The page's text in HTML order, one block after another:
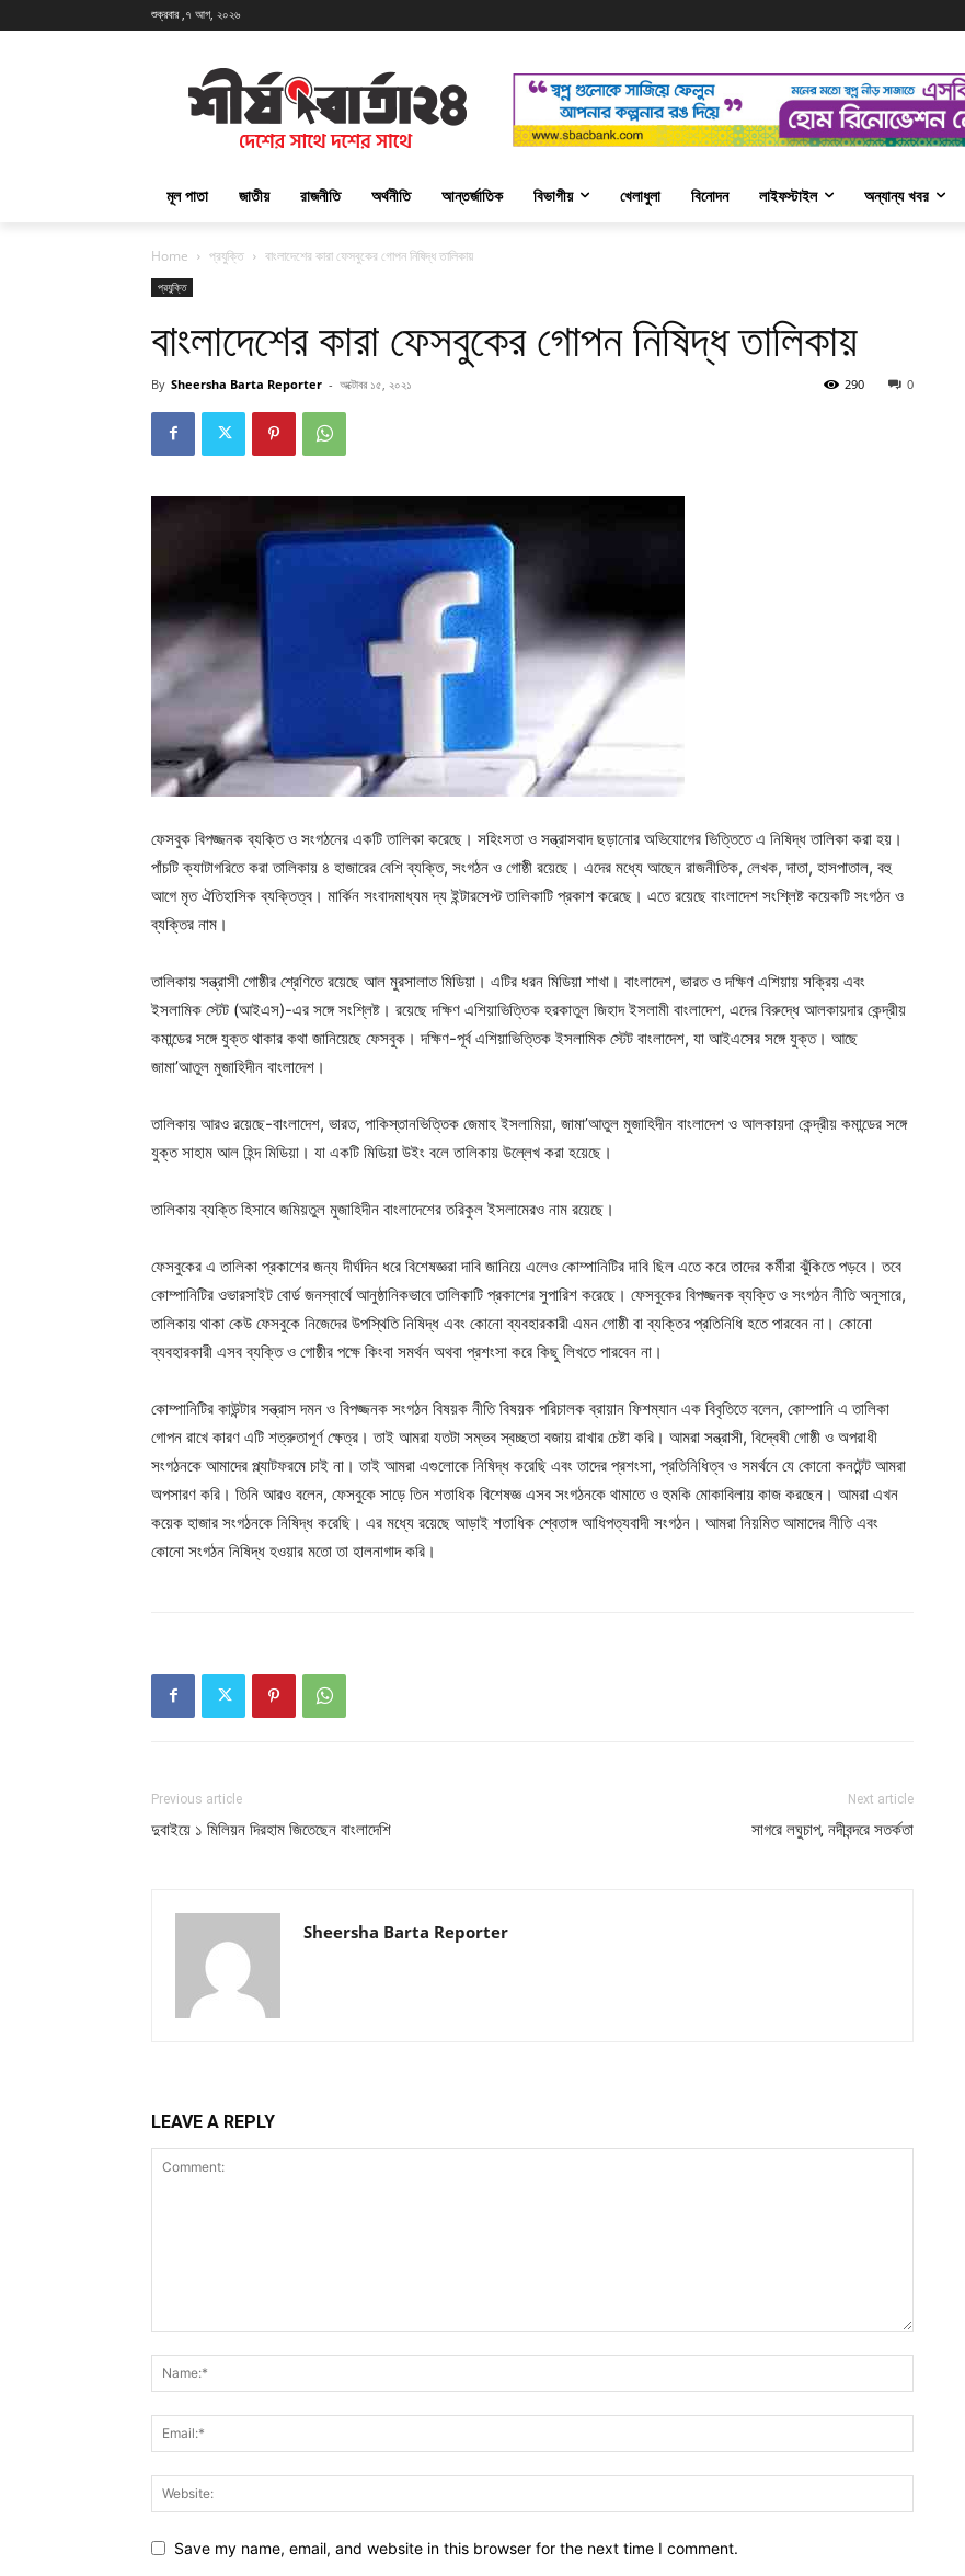
শুক্রবার ,৭ আগ, ২০২৬
মূল পাতা জাতীয় রাজনীতি অর্থনীতি আন্তর্জাতিক বিভাগীয় খেলাধুলা বিনোদন লাইফস্টাইল অন্যান্য খবর
Home প্রযুক্তি বাংলাদেশের কারা ফেসবুকের গোপন নিষিদ্ধ তালিকায়
প্রযুক্তি
বাংলাদেশের কারা ফেসবুকের গোপন নিষিদ্ধ তালিকায়
By Sheersha Barta Reporter - অক্টোবর ১৫, ২০২১ 0
290
ফেসবুক বিপজ্জনক ব্যক্তি ও সংগঠনের একটি তালিকা করেছে। সহিংসতা ও সন্ত্রাসবাদ ছড়ানোর অভিযোগের ভিত্তিতে এ নিষিদ্ধ তালিকা করা হয়।
পাঁচটি ক্যাটাগরিতে করা তালিকায় ৪ হাজারের বেশি ব্যক্তি, সংগঠন ও গোষ্ঠী রয়েছে। এদের মধ্যে আছেন রাজনীতিক, লেখক, দাতা, হাসপাতাল, বহু
আগে মৃত ঐতিহাসিক ব্যক্তিত্ব। মার্কিন সংবাদমাধ্যম দ্য ইন্টারসেপ্ট তালিকাটি প্রকাশ করেছে। এতে রয়েছে বাংলাদেশ সংশ্লিষ্ট কয়েকটি সংগঠন ও
ব্যক্তির নাম।
তালিকায় সন্ত্রাসী গোষ্ঠীর শ্রেণিতে রয়েছে আল মুরসালাত মিডিয়া। এটির ধরন মিডিয়া শাখা। বাংলাদেশ, ভারত ও দক্ষিণ এশিয়ায় সক্রিয় এবং
ইসলামিক স্টেট (আইএস)-এর সঙ্গে সংশ্লিষ্ট। রয়েছে দক্ষিণ এশিয়াভিত্তিক হরকাতুল জিহাদ ইসলামী বাংলাদেশ, এদের বিরুদ্ধে আলকায়দার কেন্দ্রীয়
কমান্ডের সঙ্গে যুক্ত থাকার কথা জানিয়েছে ফেসবুক। দক্ষিণ-পূর্ব এশিয়াভিত্তিক ইসলামিক স্টেট বাংলাদেশ, যা আইএসের সঙ্গে যুক্ত। আছে
জামা’আতুল মুজাহিদীন বাংলাদেশ।
তালিকায় আরও রয়েছে-বাংলাদেশ, ভারত, পাকিস্তানভিত্তিক জেমাহ ইসলামিয়া, জামা’আতুল মুজাহিদীন বাংলাদেশ ও আলকায়দা কেন্দ্রীয় কমান্ডের সঙ্গে
যুক্ত সাহাম আল হিন্দ মিডিয়া। যা একটি মিডিয়া উইং বলে তালিকায় উল্লেখ করা হয়েছে।
তালিকায় ব্যক্তি হিসাবে জমিয়তুল মুজাহিদীন বাংলাদেশের তরিকুল ইসলামেরও নাম রয়েছে।
ফেসবুকের এ তালিকা প্রকাশের জন্য দীর্ঘদিন ধরে বিশেষজ্ঞরা দাবি জানিয়ে এলেও কোম্পানিটির দাবি ছিল এতে করে তাদের কর্মীরা ঝুঁকিতে পড়বে। তবে
কোম্পানিটির ওভারসাইট বোর্ড জনস্বার্থে আনুষ্ঠানিকভাবে তালিকাটি প্রকাশের সুপারিশ করেছে। ফেসবুকের বিপজ্জনক ব্যক্তি ও সংগঠন নীতি অনুসারে,
তালিকায় থাকা কেউ ফেসবুকে নিজেদের উপস্থিতি নিষিদ্ধ এবং কোনো ব্যবহারকারী এমন গোষ্ঠী বা ব্যক্তির প্রতিনিধি হতে পারবেন না। কোনো
ব্যবহারকারী এসব ব্যক্তি ও গোষ্ঠীর পক্ষে কিংবা সমর্থন অথবা প্রশংসা করে কিছু লিখতে পারবেন না।
কোম্পানিটির কাউন্টার সন্ত্রাস দমন ও বিপজ্জনক সংগঠন বিষয়ক নীতি বিষয়ক পরিচালক ব্রায়ান ফিশম্যান এক বিবৃতিতে বলেন, কোম্পানি এ তালিকা
গোপন রাখে কারণ এটি শত্রুতাপূর্ণ ক্ষেত্র। তাই আমরা যতটা সম্ভব স্বচ্ছতা বজায় রাখার চেষ্টা করি। আমরা সন্ত্রাসী, বিদ্বেষী গোষ্ঠী ও অপরাধী
সংগঠনকে আমাদের প্ল্যাটফরমে চাই না। তাই আমরা এগুলোকে নিষিদ্ধ করেছি এবং তাদের প্রশংসা, প্রতিনিধিত্ব ও সমর্থনে যে কোনো কনটেন্ট আমরা
অপসারণ করি। তিনি আরও বলেন, ফেসবুকে সাড়ে তিন শতাধিক বিশেষজ্ঞ এসব সংগঠনকে থামাতে ও হুমকি মোকাবিলায় কাজ করছেন। আমরা এখন
কয়েক হাজার সংগঠনকে নিষিদ্ধ করেছি। এর মধ্যে রয়েছে আড়াই শতাধিক শ্বেতাঙ্গ আধিপত্যবাদী সংগঠন। আমরা নিয়মিত আমাদের নীতি এবং
কোনো সংগঠন নিষিদ্ধ হওয়ার মতো তা হালনাগাদ করি।
Previous article
দুবাইয়ে ১ মিলিয়ন দিরহাম জিতেছেন বাংলাদেশি
Next article
সাগরে লঘুচাপ, নদীবন্দরে সতর্কতা
Sheersha Barta Reporter
LEAVE A REPLY
Save my name, email, and website in this browser for the next time I comment.